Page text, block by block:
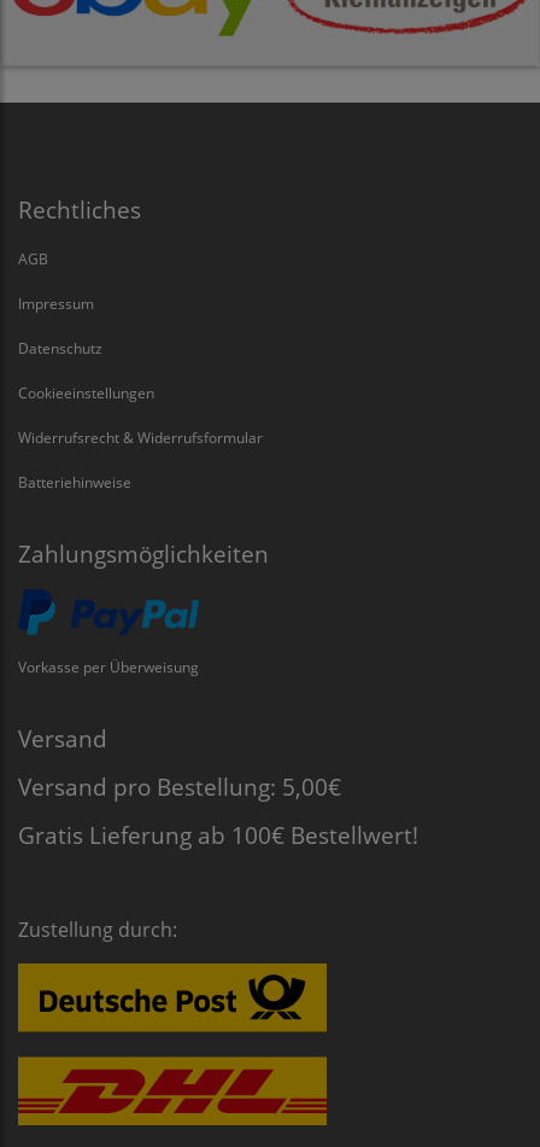
Rechtliches
AGB
Impressum
Datenschutz
Cookieeinstellungen
Widerrufsrecht & Widerrufsformular
Batteriehinweise
Zahlungsmöglichkeiten
Vorkasse per Überweisung
Versand
Versand pro Bestellung: 5,00€
Gratis Lieferung ab 100€ Bestellwert!
Zustellung durch: